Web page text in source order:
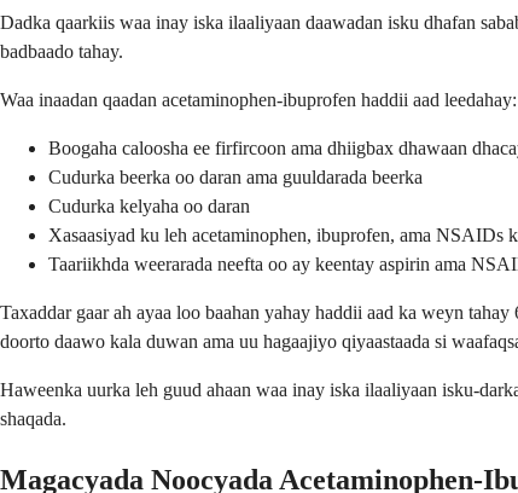
Dadka qaarkiis waa inay iska ilaaliyaan daawadan isku dhafan
badbaado tahay.
Waa inaadan qaadan acetaminophen-ibuprofen haddii aad leedahay:
Boogaha caloosha ee firfircoon ama dhiigbax dhawaan
Cudurka beerka oo daran ama guuldarada beerka
Cudurka kelyaha oo daran
Xasaasiyad ku leh acetaminophen, ibuprofen, ama NSAIDs
Taariikhda weerarada neefta oo ay keentay aspirin ama
Taxaddar gaar ah ayaa loo baahan yahay haddii aad ka weyn
doorto daawo kala duwan ama uu hagaajiyo qiyaastaada si
Haweenka uurka leh guud ahaan waa inay iska ilaaliyaan isku-
shaqada.
Magacyada Noocyada Acetaminophen-